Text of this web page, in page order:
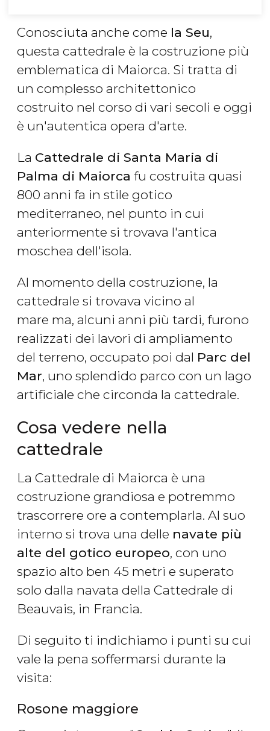
Conosciuta anche come la Seu,
questa cattedrale è la costruzione più
emblematica di Maiorca. Si tratta di
un complesso architettonico
costruito nel corso di vari secoli e oggi
è un'autentica opera d'arte.
La Cattedrale di Santa Maria di
Palma di Maiorca fu costruita quasi
800 anni fa in stile gotico
mediterraneo, nel punto in cui
anteriormente si trovava l'antica
moschea dell'isola.
Al momento della costruzione, la
cattedrale si trovava vicino al
mare ma, alcuni anni più tardi, furono
realizzati dei lavori di ampliamento
del terreno, occupato poi dal Parc del
Mar, uno splendido parco con un lago
artificiale che circonda la cattedrale.
Cosa vedere nella
cattedrale
La Cattedrale di Maiorca è una
costruzione grandiosa e potremmo
trascorrere ore a contemplarla. Al suo
interno si trova una delle navate più
alte del gotico europeo, con uno
spazio alto ben 45 metri e superato
solo dalla navata della Cattedrale di
Beauvais, in Francia.
Di seguito ti indichiamo i punti su cui
vale la pena soffermarsi durante la
visita:
Rosone maggiore